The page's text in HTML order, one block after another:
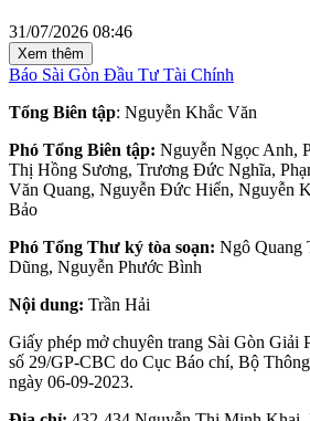
31/07/2026 08:46
Xem thêm
Báo Sài Gòn Đầu Tư Tài Chính
Tổng Biên tập: Nguyễn Khắc Văn
Phó Tổng Biên tập: Nguyễn Ngọc Anh,
Thị Hồng Sương, Trương Đức Nghĩa,
Văn Quang, Nguyễn Đức Hiển, Nguyễn
Bảo
Phó Tổng Thư ký tòa soạn: Ngô Quang
Dũng, Nguyễn Phước Bình
Nội dung: Trần Hải
Giấy phép mở chuyên trang Sài Gòn Giải
số 29/GP-CBC do Cục Báo chí, Bộ
ngày 06-09-2023.